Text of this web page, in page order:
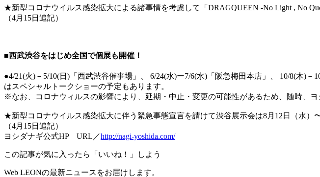
★新型コロナウイルス感染拡大による諸事情を考慮して「DRAGQUEEN -No Light , No
（4月15日追記）
■西武渋谷をはじめ全国で個展も開催！
●4/21(火)－5/10(日)「西武渋谷催事場」、 6/24(水)ー7/6(水)「阪急梅田本店」、 10/8(木)
はスペシャルトークショーの予定もあります。
※なお、コロナウィルスの影響により、延期・中止・変更の可能性があるため、随時、
★新型コロナウイルス感染拡大に伴う緊急事態宣言を請けて渋谷展示会は8月12日（水）
（4月15日追記）
ヨシダナギ公式HP URL／http://nagi-yoshida.com/
この記事が気に入ったら「いいね！」しよう
Web LEONの最新ニュースをお届けします。